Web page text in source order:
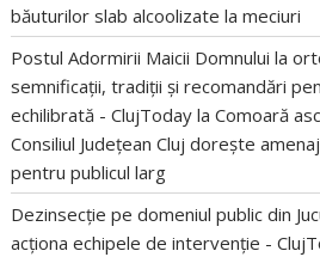
băuturilor slab alcoolizate la meciuri
Postul Adormirii Maicii Domnului la
semnificații, tradiții și recomandări
echilibrată - ClujToday laComoară
Consiliul Județean Cluj dorește
pentru publicul larg
Dezinsecție pe domeniul public din
acționa echipele de intervenție -